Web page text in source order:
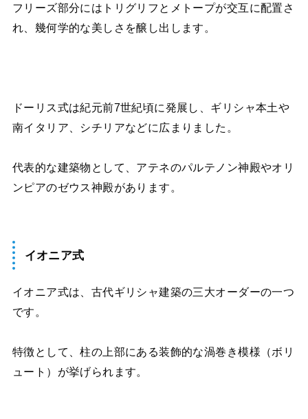
フリーズ部分にはトリグリフとメトープが交互に配置さ
れ、幾何学的な美しさを醸し出します。
ドーリス式は紀元前7世紀頃に発展し、ギリシャ本土や
南イタリア、シチリアなどに広まりました。
代表的な建築物として、アテネのパルテノン神殿やオリ
ンピアのゼウス神殿があります。
イオニア式
イオニア式は、古代ギリシャ建築の三大オーダーの一つ
です。
特徴として、柱の上部にある装飾的な渦巻き模様（ボリ
ュート）が挙げられます。